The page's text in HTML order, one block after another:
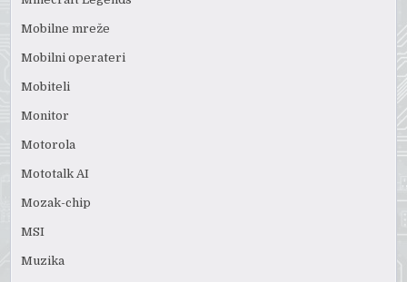
Mobilne mreže
Mobilni operateri
Mobiteli
Monitor
Motorola
Mototalk AI
Mozak-chip
MSI
Muzika